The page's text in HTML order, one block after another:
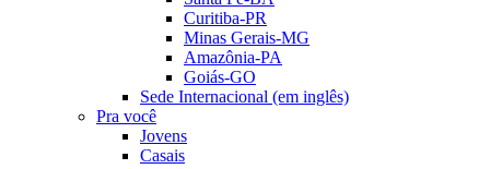
Curitiba-PR
Minas Gerais-MG
Amazônia-PA
Goiás-GO
Sede Internacional (em inglês)
Pra você
Jovens
Casais